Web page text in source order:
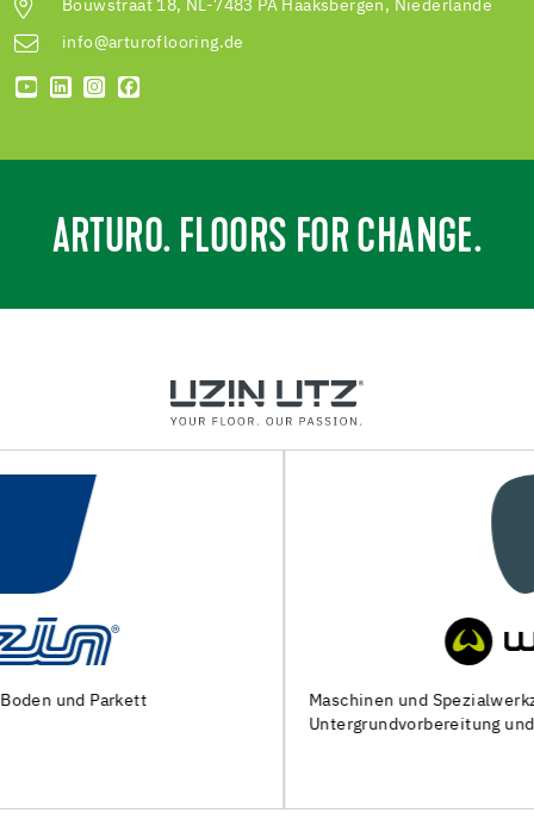
Bouwstraat 18, NL-7483 PA Haaksbergen, Niederlande
info@arturoflooring.de
ARTURO. FLOORS FOR CHANGE.
Maschinen und Spezialwerkzeuge zur
Untergrundvorbereitung und Verlegung von Bodenbelägen